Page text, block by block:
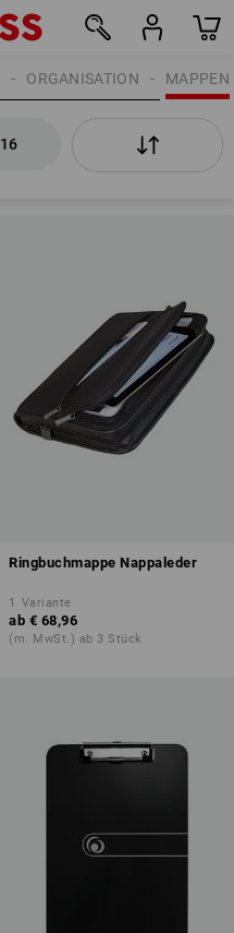
MAPPEN
ORGANISATION
16
Ringbuchmappe Nappaleder
1 Variante
ab € 68,96
(m. MwSt.) ab 3 Stück